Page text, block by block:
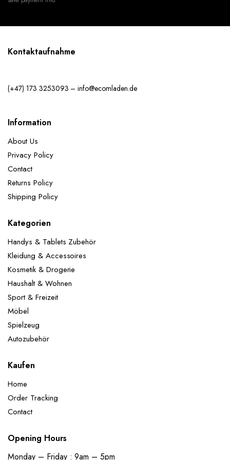
Kontaktaufnahme
(+47) 173 3253093 – info@ecomladen.de
Information
About Us
Privacy Policy
Contact
Returns Policy
Shipping Policy
Kategorien
Handys & Tablets Zubehör
Kleidung & Accessoires
Kosmetik & Drogerie
Haushalt & Wohnen
Sport & Freizeit
Möbel
Spielzeug
Autozubehör
Kaufen
Home
Order Tracking
Contact
Opening Hours
Monday – Friday : 9am – 5pm